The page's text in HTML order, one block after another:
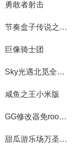
勇敢者射击
节奏盒子传说之下模组
巨像骑士团
Sky光遇北觅全物品版
咸鱼之王小米版
GG修改器免root版
甜瓜游乐场万圣节版本